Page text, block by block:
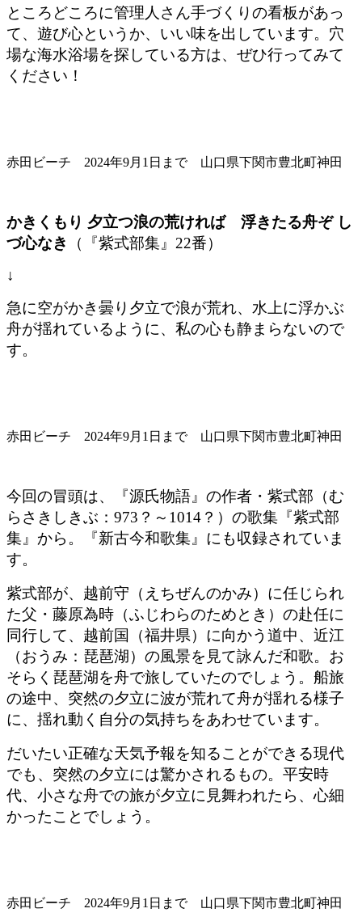
ところどころに管理人さん手づくりの看板があっ
て、遊び心というか、いい味を出しています。穴
場な海水浴場を探している方は、ぜひ行ってみて
ください！
赤田ビーチ 2024年9月1日まで 山口県下関市豊北町神田
かきくもり 夕立つ浪の荒ければ 浮きたる舟ぞ し
づ心なき
（『紫式部集』22番）
↓
急に空がかき曇り夕立で浪が荒れ、水上に浮かぶ
舟が揺れているように、私の心も静まらないので
す。
赤田ビーチ 2024年9月1日まで 山口県下関市豊北町神田
今回の冒頭は、『源氏物語』の作者・紫式部（む
らさきしきぶ：973？～1014？）の歌集『紫式部
集』から。『新古今和歌集』にも収録されていま
す。
紫式部が、越前守（えちぜんのかみ）に任じられ
た父・藤原為時（ふじわらのためとき）の赴任に
同行して、越前国（福井県）に向かう道中、近江
（おうみ：琵琶湖）の風景を見て詠んだ和歌。お
そらく琵琶湖を舟で旅していたのでしょう。船旅
の途中、突然の夕立に波が荒れて舟が揺れる様子
に、揺れ動く自分の気持ちをあわせています。
だいたい正確な天気予報を知ることができる現代
でも、突然の夕立には驚かされるもの。平安時
代、小さな舟での旅が夕立に見舞われたら、心細
かったことでしょう。
赤田ビーチ 2024年9月1日まで 山口県下関市豊北町神田